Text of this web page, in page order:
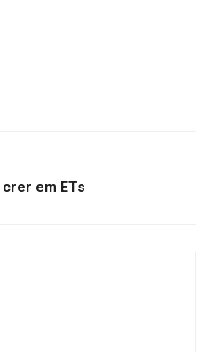
crer em ETs